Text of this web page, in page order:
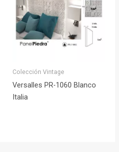
Colección Vintage
Versalles PR-1060 Blanco
Italia